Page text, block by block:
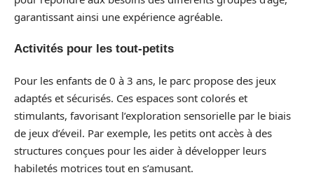
garantissant ainsi une expérience agréable.
Activités pour les tout-petits
Pour les enfants de 0 à 3 ans, le parc propose des jeux
adaptés et sécurisés. Ces espaces sont colorés et
stimulants, favorisant l’exploration sensorielle par le biais
de jeux d’éveil. Par exemple, les petits ont accès à des
structures conçues pour les aider à développer leurs
habiletés motrices tout en s’amusant.